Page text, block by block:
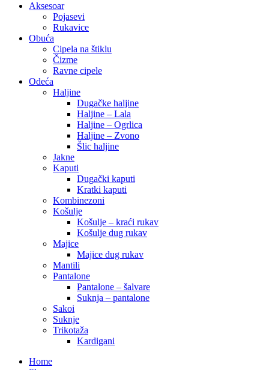
Aksesoar
Pojasevi
Rukavice
Obuća
Cipela na štiklu
Čizme
Ravne cipele
Odeća
Haljine
Dugačke haljine
Haljine – Lala
Haljine – Ogrlica
Haljine – Zvono
Šlic haljine
Jakne
Kaputi
Dugački kaputi
Kratki kaputi
Kombinezoni
Košulje
Košulje – kraći rukav
Košulje dug rukav
Majice
Majice dug rukav
Mantili
Pantalone
Pantalone – šalvare
Suknja – pantalone
Sakoi
Suknje
Trikotaža
Kardigani
Home